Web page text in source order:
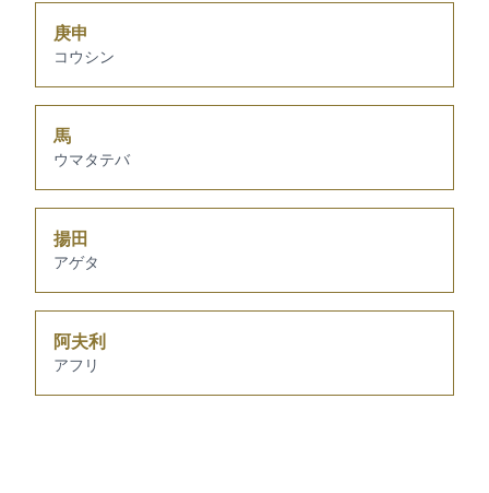
庚申
コウシン
馬
ウマタテバ
揚田
アゲタ
阿夫利
アフリ